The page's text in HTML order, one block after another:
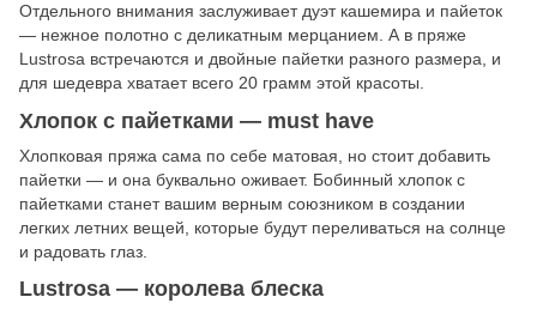
Отдельного внимания заслуживает дуэт кашемира и пайеток
— нежное полотно с деликатным мерцанием. А в пряже
Lustrosa встречаются и двойные пайетки разного размера, и
для шедевра хватает всего 20 грамм этой красоты.
Хлопок с пайетками — must have
Хлопковая пряжа сама по себе матовая, но стоит добавить
пайетки — и она буквально оживает. Бобинный хлопок с
пайетками станет вашим верным союзником в создании
легких летних вещей, которые будут переливаться на солнце
и радовать глаз.
Lustrosa — королева блеска